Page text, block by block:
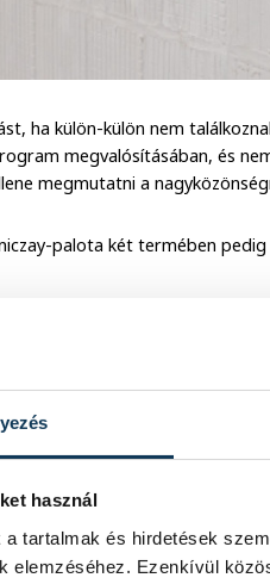
használ
a tartalmak és hirdetések
elemzéséhez. Ezenkívül
ha külön-külön nem
megvalósításában, és
megmutatni a
palota két termében
értékelhető igazán. Elsőként
Grászli Bernadett, a
volt, hogy egy, mint
bár akkor még
munkáját ismerte.